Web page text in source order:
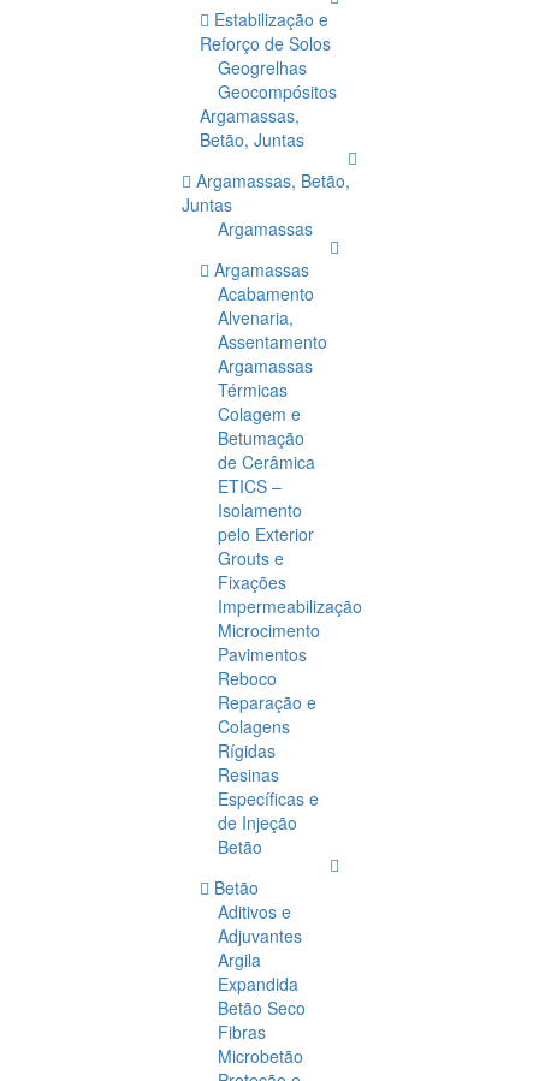
Estabilização e
Reforço de Solos
Geogrelhas
Geocompósitos
Argamassas,
Betão, Juntas
Argamassas, Betão,
Juntas
Argamassas
Argamassas
Acabamento
Alvenaria,
Assentamento
Argamassas
Térmicas
Colagem e
Betumação
de Cerâmica
ETICS –
Isolamento
pelo Exterior
Grouts e
Fixações
Impermeabilização
Microcimento
Pavimentos
Reboco
Reparação e
Colagens
Rígidas
Resinas
Específicas e
de Injeção
Betão
Betão
Aditivos e
Adjuvantes
Argila
Expandida
Betão Seco
Fibras
Microbetão